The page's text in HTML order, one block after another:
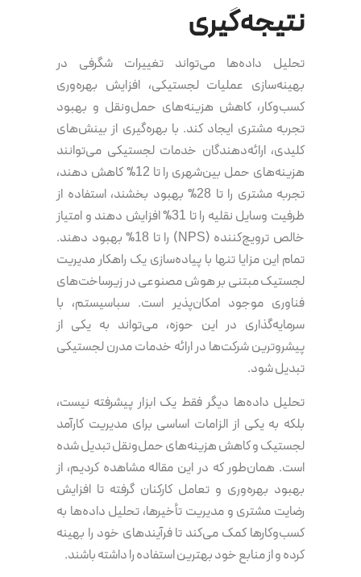
نتیجه‌گیری
تحلیل داده‌ها می‌تواند تغییرات شگرفی در
بهینه‌سازی عملیات لجستیکی، افزایش بهره‌وری
کسب‌وکار، کاهش هزینه‌های حمل‌ونقل و بهبود
تجربه مشتری ایجاد کند. با بهره‌گیری از بینش‌های
کلیدی، ارائه‌دهندگان خدمات لجستیکی می‌توانند
هزینه‌های حمل بین‌شهری را تا 12% کاهش دهند،
تجربه مشتری را تا 28% بهبود بخشند، استفاده از
ظرفیت وسایل نقلیه را تا 31% افزایش دهند و امتیاز
خالص ترویج‌کننده (NPS) را تا 18% بهبود دهند.
تمام این مزایا تنها با پیاده‌سازی یک راهکار مدیریت
لجستیک مبتنی بر هوش مصنوعی در زیرساخت‌های
فناوری موجود امکان‌پذیر است. سباسیستم، با
سرمایه‌گذاری در این حوزه، می‌تواند به یکی از
پیشروترین شرکت‌ها در ارائه خدمات مدرن لجستیکی
تبدیل شود.
تحلیل داده‌ها دیگر فقط یک ابزار پیشرفته نیست،
بلکه به یکی از الزامات اساسی برای مدیریت کارآمد
لجستیک و کاهش هزینه‌های حمل‌ونقل تبدیل شده
است. همان‌طور که در این مقاله مشاهده کردیم، از
بهبود بهره‌وری و تعامل کارکنان گرفته تا افزایش
رضایت مشتری و مدیریت تأخیرها، تحلیل داده‌ها به
کسب‌وکارها کمک می‌کند تا فرآیندهای خود را بهینه
کرده و از منابع خود بهترین استفاده را داشته باشند.